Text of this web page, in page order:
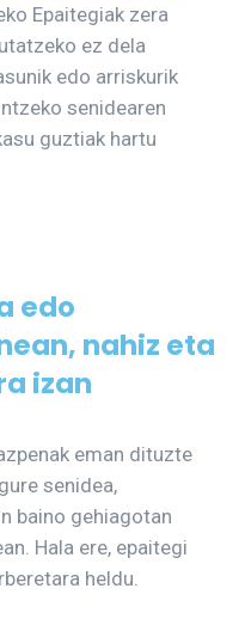
Epaitegiak zera
ez dela
edo arriskurik
senidearen
guztiak hartu
edo
nahiz eta
izan
eman dituzte
senidea,
baino gehiagotan
Hala ere, epaitegi
heldu.